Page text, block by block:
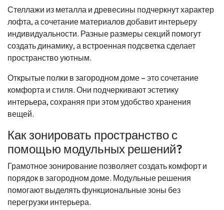
Стеллажи из металла и древесины подчеркнут характер
лофта, а сочетание материалов добавит интерьеру
индивидуальности. Разные размеры секций помогут
создать динамику, а встроенная подсветка сделает
пространство уютным.
Открытые полки в загородном доме – это сочетание
комфорта и стиля. Они подчеркивают эстетику
интерьера, сохраняя при этом удобство хранения
вещей.
Как зонировать пространство с
помощью модульных решений?
Грамотное зонирование позволяет создать комфорт и
порядок в загородном доме. Модульные решения
помогают выделять функциональные зоны без
перегрузки интерьера.